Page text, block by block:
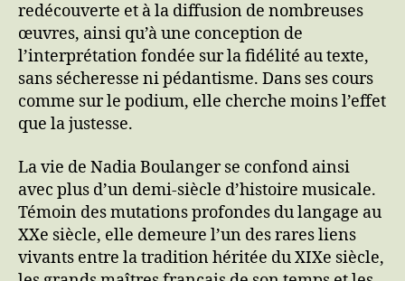
redécouverte et à la diffusion de nombreuses
œuvres, ainsi qu’à une conception de
l’interprétation fondée sur la fidélité au texte,
sans sécheresse ni pédantisme. Dans ses cours
comme sur le podium, elle cherche moins l’effet
que la justesse.
La vie de Nadia Boulanger se confond ainsi
avec plus d’un demi-siècle d’histoire musicale.
Témoin des mutations profondes du langage au
XXe siècle, elle demeure l’un des rares liens
vivants entre la tradition héritée du XIXe siècle,